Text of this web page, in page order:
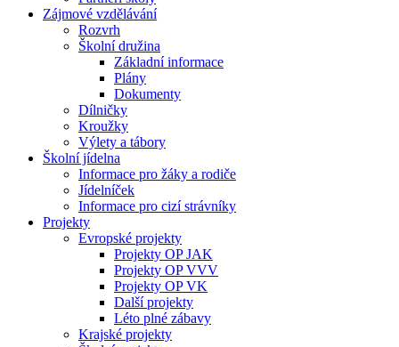
Zájmové vzdělávání
Rozvrh
Školní družina
Základní informace
Plány
Dokumenty
Dílničky
Kroužky
Výlety a tábory
Školní jídelna
Informace pro žáky a rodiče
Jídelníček
Informace pro cizí strávníky
Projekty
Evropské projekty
Projekty OP JAK
Projekty OP VVV
Projekty OP VK
Další projekty
Léto plné zábavy
Krajské projekty